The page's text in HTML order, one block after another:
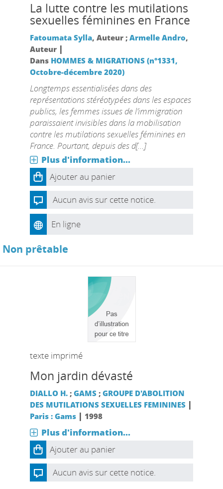
La lutte contre les mutilations
sexuelles féminines en France
Fatoumata Sylla, Auteur ; Armelle Andro,
Auteur |
Dans HOMMES & MIGRATIONS (n°1331,
Octobre-décembre 2020)
Longtemps essentialisées dans des
représentations stéréotypées dans les espaces
publics, les femmes issues de l’immigration
paraissaient invisibles dans la mobilisation
contre les mutilations sexuelles féminines en
France. Pourtant, depuis des d[...]
Plus d'information...
Ajouter au panier
Aucun avis sur cette notice.
En ligne
Non prêtable
texte imprimé
Mon jardin dévasté
DIALLO H.; GAMS; GROUPE D'ABOLITION
DES MUTILATIONS SEXUELLES FEMININES |
Paris : Gams| 1998
Plus d'information...
Ajouter au panier
Aucun avis sur cette notice.